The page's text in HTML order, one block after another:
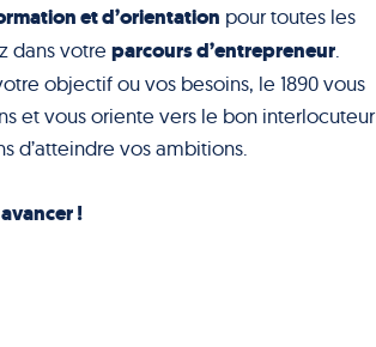
et d’orientation pour toutes les
dans votre parcours d’entrepreneur
objectif ou vos besoins, le 1890 vous
et vous oriente vers le bon interlocuteur
d’atteindre vos ambitions.
!